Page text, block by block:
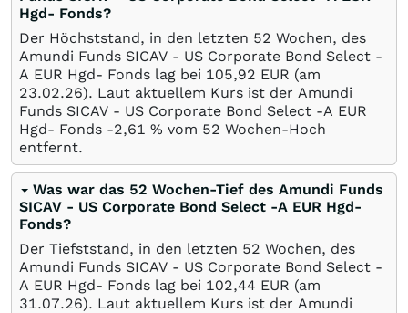
Hgd- Fonds?
Der Höchststand, in den letzten 52 Wochen, des
Amundi Funds SICAV - US Corporate Bond Select -
A EUR Hgd- Fonds lag bei 105,92 EUR (am
23.02.26). Laut aktuellem Kurs ist der Amundi
Funds SICAV - US Corporate Bond Select -A EUR
Hgd- Fonds -2,61 % vom 52 Wochen-Hoch
entfernt.
Was war das 52 Wochen-Tief des Amundi Funds
SICAV - US Corporate Bond Select -A EUR Hgd-
Fonds?
Der Tiefststand, in den letzten 52 Wochen, des
Amundi Funds SICAV - US Corporate Bond Select -
A EUR Hgd- Fonds lag bei 102,44 EUR (am
31.07.26). Laut aktuellem Kurs ist der Amundi